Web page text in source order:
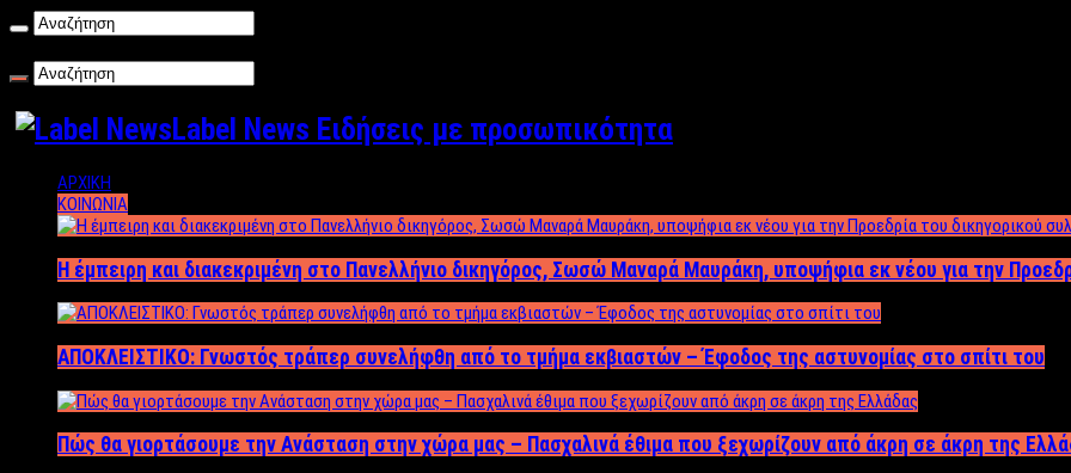
Label News Ειδήσεις με προσωπικότητα
ΑΡΧΙΚΗ
ΚΟΙΝΩΝΙΑ
Η έμπειρη και διακεκριμένη στο Πανελλήνιο δικηγόρος, Σωσώ Μαναρά Μαυράκη, υποψήφια εκ νέου για την
ΑΠΟΚΛΕΙΣΤΙΚΟ: Γνωστός τράπερ συνελήφθη από το τμήμα εκβιαστών – Έφοδος της αστυνομίας στο σπίτι του
Πώς θα γιορτάσουμε την Ανάσταση στην χώρα μας – Πασχαλινά έθιμα που ξεχωρίζουν από άκρη σε άκρη της